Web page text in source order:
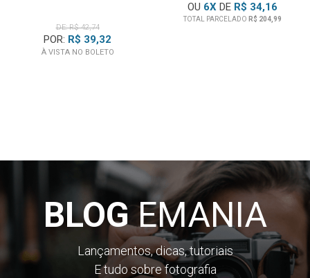
DE: R$ 42,74
POR: R$ 39,32
À VISTA NO BOLETO
OU 6X DE R$ 34,16
TOTAL PARCELADO R$ 204,99
BLOGEMANIA
Lançamentos, dicas, tutoriais
E tudo sobre fotografia